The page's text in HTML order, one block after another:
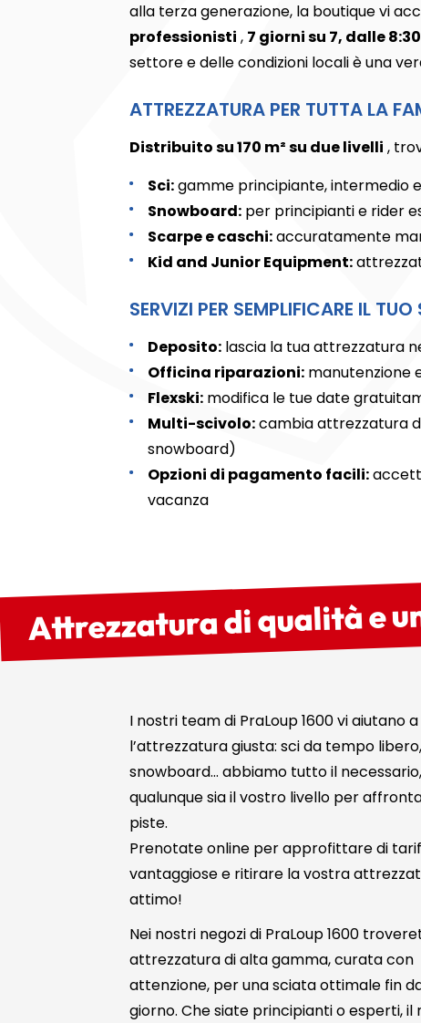
alla terza generazione, la boutique vi
professionisti , 7 giorni su 7, dalle
settore e delle condizioni locali è una
ATTREZZATURA PER TUTTA LA
Distribuito su 170 m² su due livelli ,
Sci:gamme principiante, intermedio
Snowboard: per principianti e rider
Scarpe e caschi:accuratamente
Kid and Junior Equipment:
SERVIZI PER SEMPLIFICARE IL
Deposito: lascia la tua attrezzatura
Officina riparazioni: manutenzione
Flexski: modifica le tue date
Multi-scivolo:cambia attrezzatura
snowboard)
Opzioni di pagamento facili:
vacanza
Attrezzatura di qualità e
I nostri team di PraLoup 1600 vi aiutano
l’attrezzatura giusta: sci da tempo
snowboard… abbiamo tutto il necessario,
qualunque sia il vostro livello per
piste.
Prenotate online per approfittare di
vantaggiose e ritirare la vostra
attimo!
Nei nostri negozi di PraLoup 1600
attrezzatura di alta gamma, curata con
attenzione, per una sciata ottimale fin
giorno. Che siate principianti o esperti, il